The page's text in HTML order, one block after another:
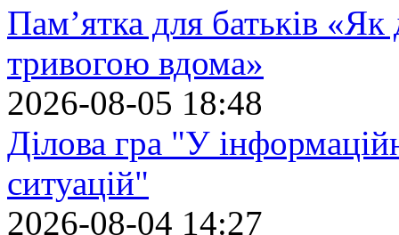
Пам’ятка для батьків
тривогою вдома»
2026-08-05 18:48
Ділова гра "У
ситуацій"
2026-08-04 14:27